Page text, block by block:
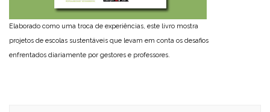
Elaborado como uma troca de experiências, este livro mostra
projetos de escolas sustentáveis que levam em conta os desafios
enfrentados diariamente por gestores e professores.